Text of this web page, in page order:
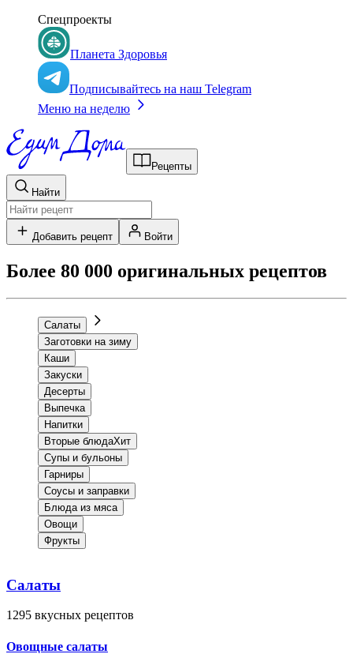
Спецпроекты
Планета Здоровья
Подписывайтесь на наш Telegram
Меню на неделю
Рецепты
Найти
Добавить рецепт Войти
Более 80 000 оригинальных рецептов
Салаты
Заготовки на зиму
Каши
Закуски
Десерты
Выпечка
Напитки
Вторые блюдаХит
Супы и бульоны
Гарниры
Соусы и заправки
Блюда из мяса
Овощи
Фрукты
Салаты
1295 вкусных рецептов
Овощные салаты